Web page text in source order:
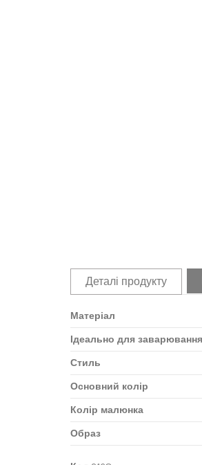
Деталі продукту
Матеріал
Ідеально для заварювання
Стиль
Основний колір
Колір малюнка
Образ